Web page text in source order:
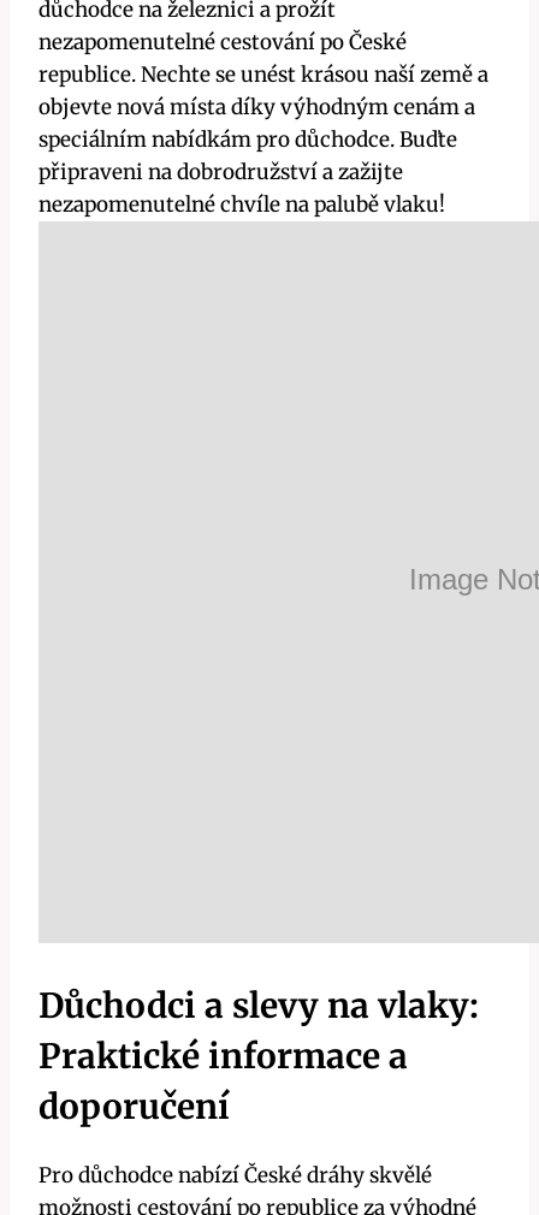
důchodce na železnici a prožít
nezapomenutelné cestování po České
republice. Nechte se unést krásou naší země a
objevte nová místa díky výhodným cenám a
speciálním nabídkám pro důchodce. Buďte
připraveni na dobrodružství a zažijte
nezapomenutelné chvíle na palubě vlaku!
Důchodci a slevy na vlaky:
Praktické informace a
doporučení
Pro důchodce nabízí České dráhy skvělé
možnosti cestování po republice za výhodné